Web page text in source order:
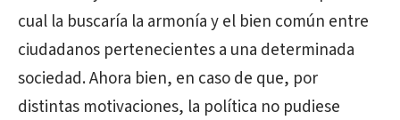
cual la buscaría la armonía y el bien común entre
ciudadanos pertenecientes a una determinada
sociedad. Ahora bien, en caso de que, por
distintas motivaciones, la política no pudiese